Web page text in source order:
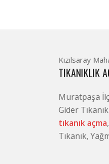
Kızılsaray
TIKANIKLIK
Muratpaşa
Gider
tıkanık açma
Tıkanık,